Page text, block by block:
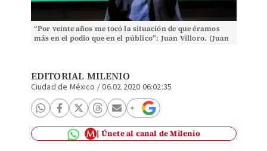
“Por veinte años me tocó la situación de que éramos
más en el podio que en el público”: Juan Villoro. (Juan
EDITORIAL MILENIO
Ciudad de México /06.02.2020 06:02:35
Únete al canal de Milenio